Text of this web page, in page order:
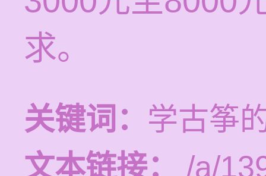
求。
关键词： 学古筝
文本链接：
/a/